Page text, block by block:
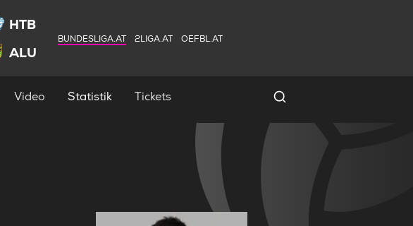
HTB
ALU
BUNDESLIGA.AT 2LIGA.AT OEFBL.AT
Video Statistik Tickets Spielersuche